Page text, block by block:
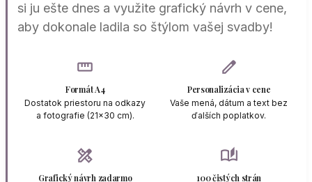
si ju ešte dnes a využite grafický návrh v cene,
aby dokonale ladila so štýlom vašej svadby!
straighten
Formát A4
Dostatok priestoru na odkazy
a fotografie (21x30 cm).
edit
Personalizácia v cene
Vaše mená, dátum a text bez
ďalších poplatkov.
design_services
Grafický návrh zadarmo
auto_stories
100 čistých strán